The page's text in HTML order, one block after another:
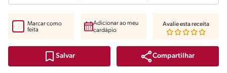
Salvar Compartilhar
Marcar como
feita
Adicionar ao meu
cardápio
Avalie esta receita